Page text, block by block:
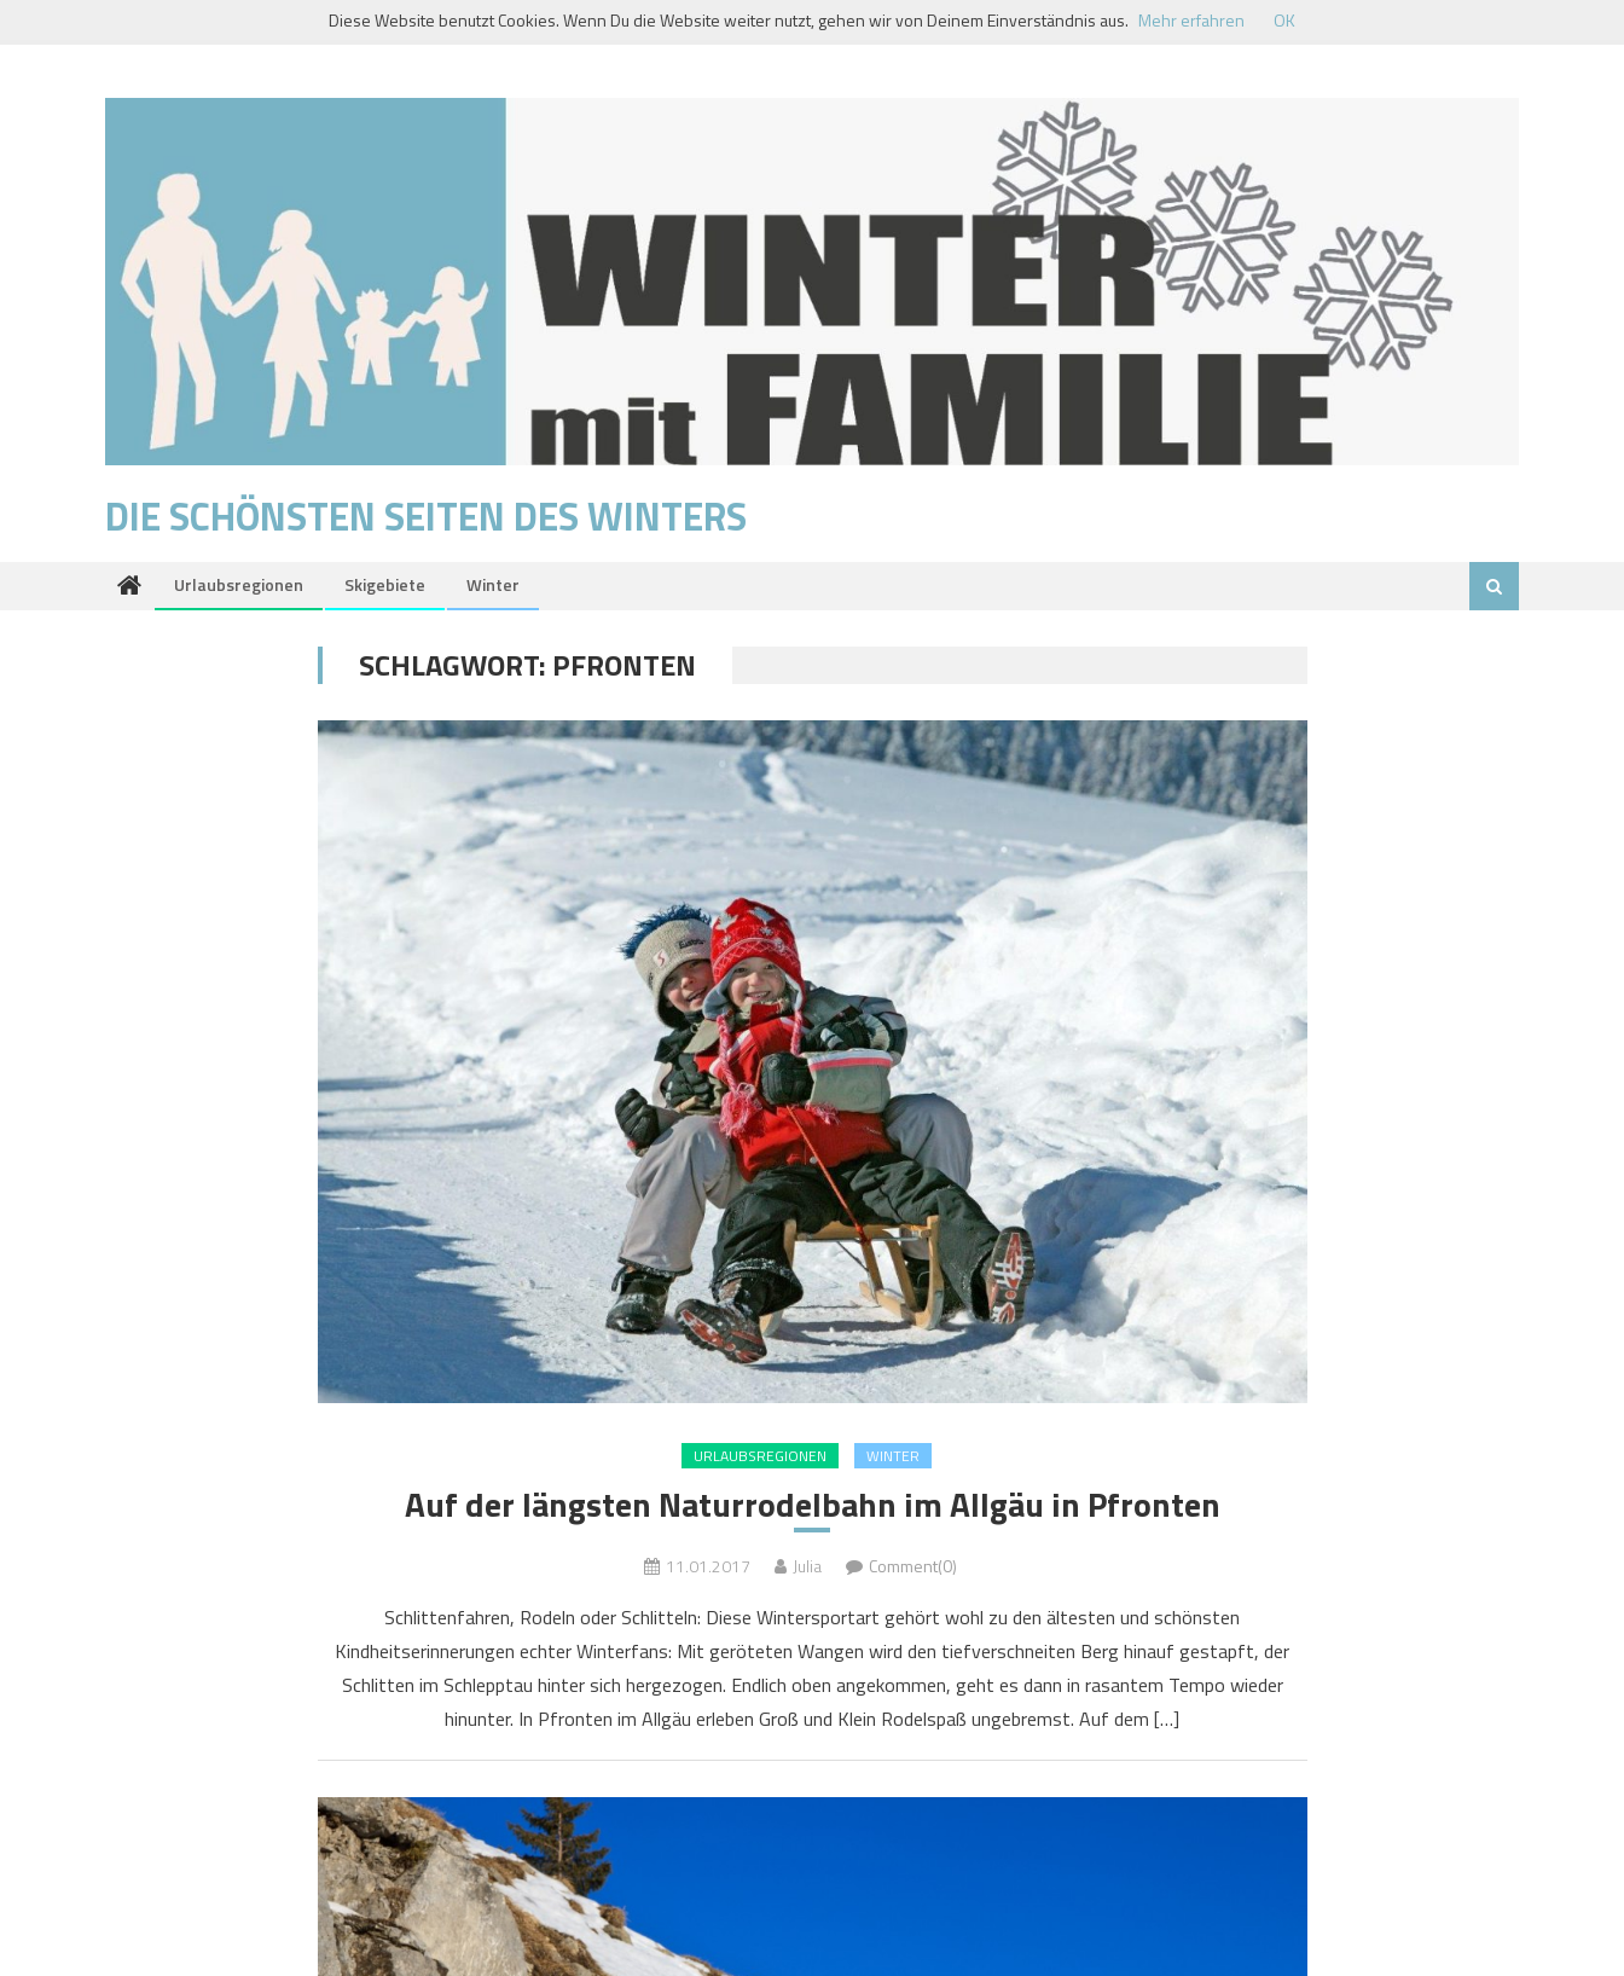
DIE SCHÖNSTEN SEITEN DES WINTERS
Urlaubsregionen Skigebiete Winter
SCHLAGWORT: PFRONTEN
URLAUBSREGIONEN WINTER
Auf der längsten Naturrodelbahn im Allgäu in Pfronten
11.01.2017 Julia Comment(0)
Schlittenfahren, Rodeln oder Schlitteln: Diese Wintersportart gehört wohl zu den ältesten und schönsten
Kindheitserinnerungen echter Winterfans: Mit geröteten Wangen wird den tiefverschneiten Berg hinauf gestapft, der
Schlitten im Schlepptau hinter sich hergezogen. Endlich oben angekommen, geht es dann in rasantem Tempo wieder
hinunter. In Pfronten im Allgäu erleben Groß und Klein Rodelspaß ungebremst. Auf dem […]
Diese Website benutzt Cookies. Wenn Du die Website weiter nutzt, gehen wir von Deinem Einverständnis aus. Mehr erfahren OK